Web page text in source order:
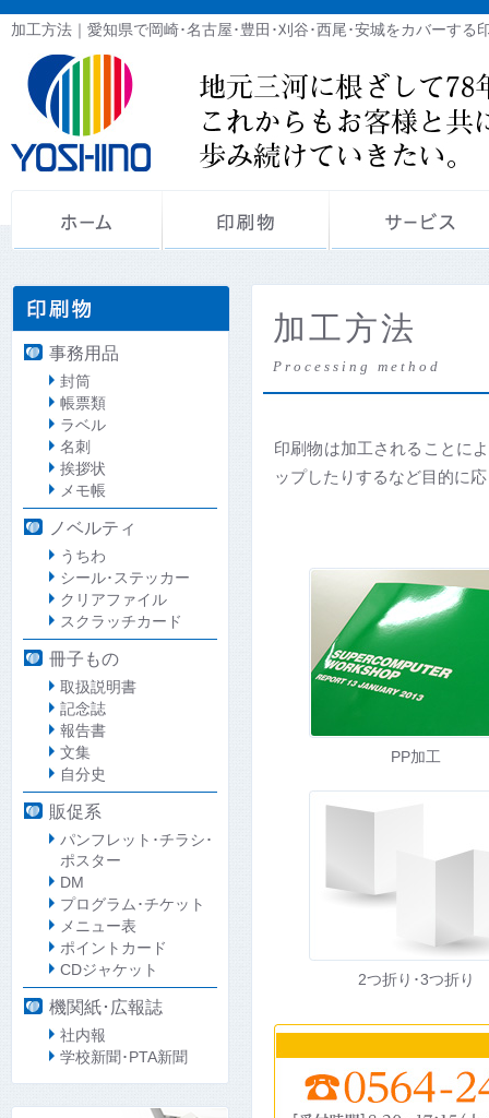
加工方法｜愛知県で岡崎･名古屋･豊田･刈谷･西尾･安城をカバーする
事務用品
封筒
帳票類
ラベル
名刺
挨拶状
メモ帳
ノベルティ
うちわ
シール･ステッカー
クリアファイル
スクラッチカード
冊子もの
取扱説明書
記念誌
報告書
文集
自分史
販促系
パンフレット･チラシ･
ポスター
DM
プログラム･チケット
メニュー表
ポイントカード
CDジャケット
機関紙･広報誌
社内報
学校新聞･PTA新聞
加工方法
Processing method
印刷物は加工されることに
ップしたりするなど目的に
PP加工
2つ折り･3つ折り